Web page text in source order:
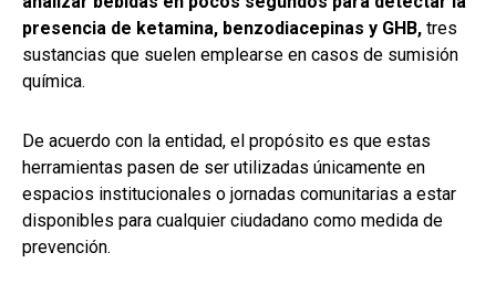
presencia de ketamina, benzodiacepinas y GHB, tres
sustancias que suelen emplearse en casos de sumisión
química.
De acuerdo con la entidad, el propósito es que estas
herramientas pasen de ser utilizadas únicamente en
espacios institucionales o jornadas comunitarias a estar
disponibles para cualquier ciudadano como medida de
prevención.